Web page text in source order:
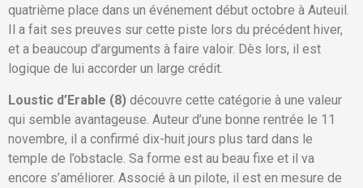
quatrième place dans un événement début octobre à Auteuil.
Il a fait ses preuves sur cette piste lors du précédent hiver,
et a beaucoup d’arguments à faire valoir. Dès lors, il est
logique de lui accorder un large crédit.
Loustic d’Erable (8) découvre cette catégorie à une valeur
qui semble avantageuse. Auteur d’une bonne rentrée le 11
novembre, il a confirmé dix-huit jours plus tard dans le
temple de l’obstacle. Sa forme est au beau fixe et il va
encore s’améliorer. Associé à un pilote, il est en mesure de